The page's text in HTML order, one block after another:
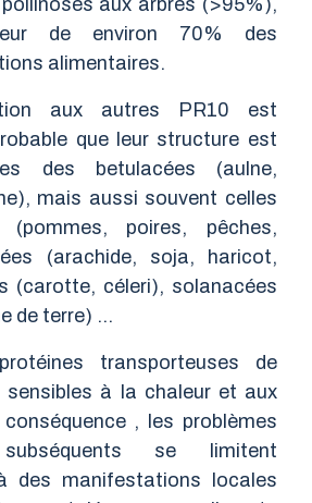
aux arbres (>95%),
de environ 70% des
alimentaires.
aux autres PR10 est
que leur structure est
des betulacées (aulne,
mais aussi souvent celles
poires, pêches,
(arachide, soja, haricot,
(carotte, céleri), solanacées
de terre) …
transporteuses de
à la chaleur et aux
, les problèmes
se limitent
des manifestations locales